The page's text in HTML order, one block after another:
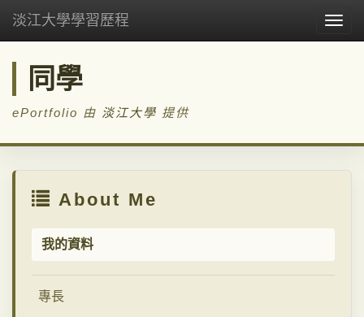
淡江大學學習歷程
同學
ePortfolio 由 淡江大學 提供
About Me
我的資料
專長